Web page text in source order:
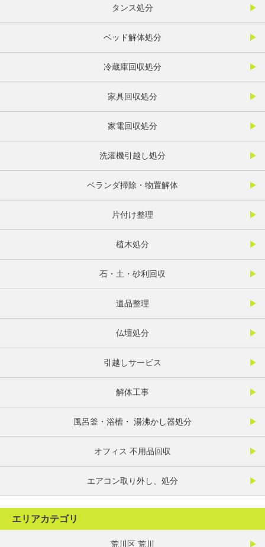
タンス処分
ベッド解体処分
冷蔵庫回収処分
家具回収処分
家電回収処分
洗濯機引越し処分
ベランダ掃除・物置解体
片付け整理
植木処分
石・土・砂利回収
遺品整理
仏壇処分
引越しサービス
解体工事
風呂釜・浴槽・ 湯沸かし器処分
オフィス 不用品回収
エアコン取り外し、処分
エリアカテゴリ
荒川区 荒川